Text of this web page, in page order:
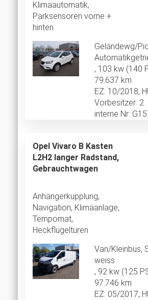
Klimaautomatik,
Parksensoren vorne +
hinten
Geländewg/
, 103 kw (140
79.637 km
EZ: 10/2018,
Vorbesitzer: 2
interne Nr:
Opel Vivaro B Kasten
L2H2 langer Radstand,
Gebrauchtwagen
Anhängerkupplung,
Navigation, Klimaanlage,
Tempomat,
Heckflügeltüren
Van/Kleinbus,
weiss
, 92 kw (125
97.746 km
EZ: 05/2017,